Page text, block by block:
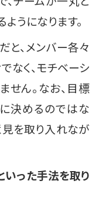
うになります。
と、メンバー各々
なく、モチベーシ
せん。なお、目標
決めるのではな
見を取り入れなが
いった手法を取り